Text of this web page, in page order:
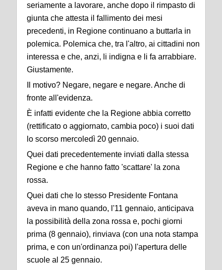
seriamente a lavorare, anche dopo il rimpasto di
giunta che attesta il fallimento dei mesi
precedenti, in Regione continuano a buttarla in
polemica. Polemica che, tra l'altro, ai cittadini non
interessa e che, anzi, li indigna e li fa arrabbiare.
Giustamente.
Il motivo? Negare, negare e negare. Anche di
fronte all'evidenza.
È infatti evidente che la Regione abbia corretto
(rettificato o aggiornato, cambia poco) i suoi dati
lo scorso mercoledì 20 gennaio.
Quei dati precedentemente inviati dalla stessa
Regione e che hanno fatto 'scattare' la zona
rossa.
Quei dati che lo stesso Presidente Fontana
aveva in mano quando, l'11 gennaio, anticipava
la possibilità della zona rossa e, pochi giorni
prima (8 gennaio), rinviava (con una nota stampa
prima, e con un'ordinanza poi) l'apertura delle
scuole al 25 gennaio.